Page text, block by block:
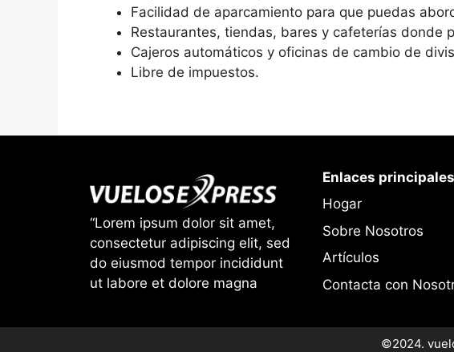
Facilidad de aparcamiento para que puedas
Restaurantes, tiendas, bares y cafeterías donde
Cajeros automáticos y oficinas de cambio de
Libre de impuestos.
“Lorem ipsum dolor sit amet,
consectetur adipiscing elit, sed
do eiusmod tempor incididunt
ut labore et dolore magna
Enlaces principales
Hogar
Sobre Nosotros
Artículos
Contacta con
©2024.